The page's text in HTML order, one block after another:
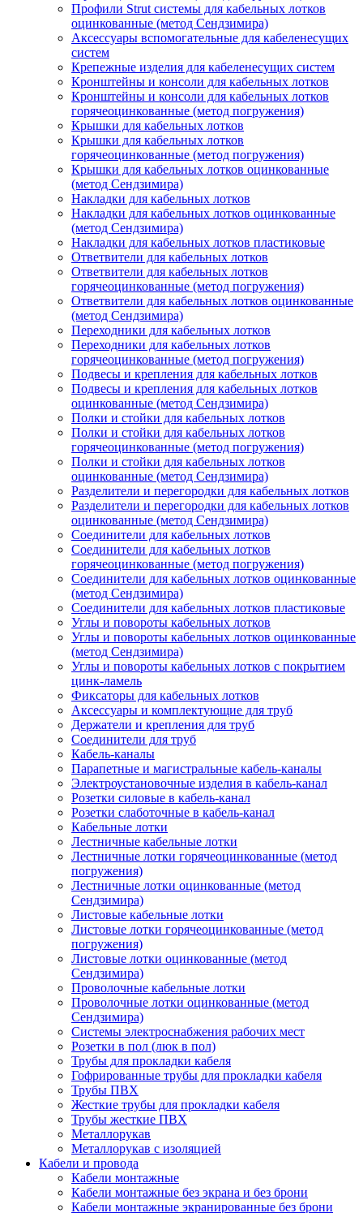
Профили Strut системы для кабельных лотков
оцинкованные (метод Сендзимира)
Аксессуары вспомогательные для кабеленесущих
систем
Крепежные изделия для кабеленесущих систем
Кронштейны и консоли для кабельных лотков
Кронштейны и консоли для кабельных лотков
горячеоцинкованные (метод погружения)
Крышки для кабельных лотков
Крышки для кабельных лотков
горячеоцинкованные (метод погружения)
Крышки для кабельных лотков оцинкованные
(метод Сендзимира)
Накладки для кабельных лотков
Накладки для кабельных лотков оцинкованные
(метод Сендзимира)
Накладки для кабельных лотков пластиковые
Ответвители для кабельных лотков
Ответвители для кабельных лотков
горячеоцинкованные (метод погружения)
Ответвители для кабельных лотков оцинкованные
(метод Сендзимира)
Переходники для кабельных лотков
Переходники для кабельных лотков
горячеоцинкованные (метод погружения)
Подвесы и крепления для кабельных лотков
Подвесы и крепления для кабельных лотков
оцинкованные (метод Сендзимира)
Полки и стойки для кабельных лотков
Полки и стойки для кабельных лотков
горячеоцинкованные (метод погружения)
Полки и стойки для кабельных лотков
оцинкованные (метод Сендзимира)
Разделители и перегородки для кабельных лотков
Разделители и перегородки для кабельных лотков
оцинкованные (метод Сендзимира)
Соединители для кабельных лотков
Соединители для кабельных лотков
горячеоцинкованные (метод погружения)
Соединители для кабельных лотков оцинкованные
(метод Сендзимира)
Соединители для кабельных лотков пластиковые
Углы и повороты кабельных лотков
Углы и повороты кабельных лотков оцинкованные
(метод Сендзимира)
Углы и повороты кабельных лотков с покрытием
цинк-ламель
Фиксаторы для кабельных лотков
Аксессуары и комплектующие для труб
Держатели и крепления для труб
Соединители для труб
Кабель-каналы
Парапетные и магистральные кабель-каналы
Электроустановочные изделия в кабель-канал
Розетки силовые в кабель-канал
Розетки слаботочные в кабель-канал
Кабельные лотки
Лестничные кабельные лотки
Лестничные лотки горячеоцинкованные (метод
погружения)
Лестничные лотки оцинкованные (метод
Сендзимира)
Листовые кабельные лотки
Листовые лотки горячеоцинкованные (метод
погружения)
Листовые лотки оцинкованные (метод
Сендзимира)
Проволочные кабельные лотки
Проволочные лотки оцинкованные (метод
Сендзимира)
Системы электроснабжения рабочих мест
Розетки в пол (люк в пол)
Трубы для прокладки кабеля
Гофрированные трубы для прокладки кабеля
Трубы ПВХ
Жесткие трубы для прокладки кабеля
Трубы жесткие ПВХ
Металлорукав
Металлорукав с изоляцией
Кабели и провода
Кабели монтажные
Кабели монтажные без экрана и без брони
Кабели монтажные экранированные без брони